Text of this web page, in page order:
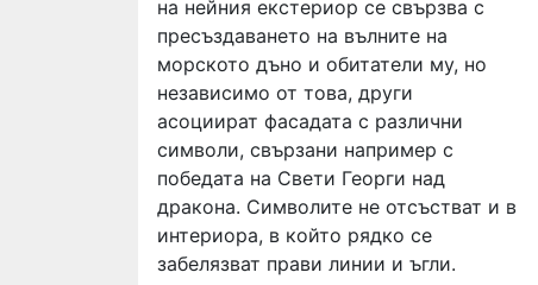
на нейния екстериор се свързва с
пресъздаването на вълните на
морското дъно и обитатели му, но
независимо от това, други
асоциират фасадата с различни
символи, свързани например с
победата на Свети Георги над
дракона. Символите не отсъстват и в
интериора, в който рядко се
забелязват прави линии и ъгли.